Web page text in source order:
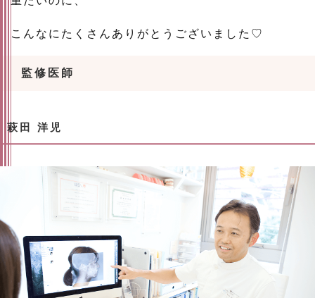
こんなにたくさんありがとうございました♡
監修医師
萩田 洋児